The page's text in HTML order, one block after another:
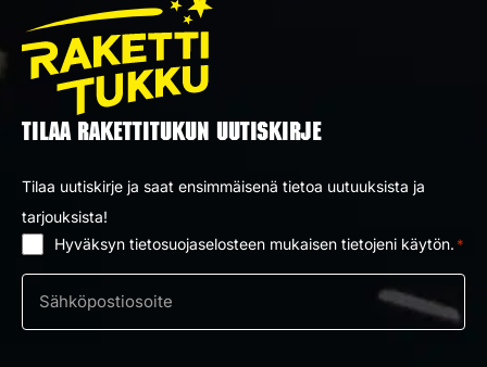
TILAA RAKETTITUKUN UUTISKIRJE
Tilaa uutiskirje ja saat ensimmäisenä tietoa uutuuksista ja
tarjouksista!
Hyväksyn tietosuojaselosteen mukaisen tietojeni käytön. *
Sähköposti